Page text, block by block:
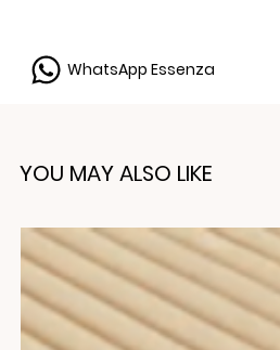
WhatsApp Essenza
YOU MAY ALSO LIKE